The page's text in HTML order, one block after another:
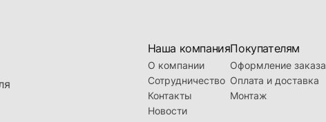
Наша компания
О компании
Сотрудничество
Контакты
Новости
Покупателям
Оформление заказа
Оплата и доставка
Монтаж